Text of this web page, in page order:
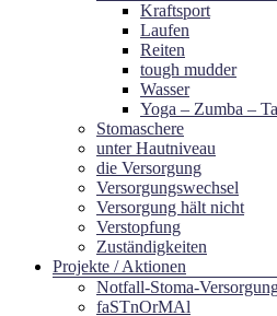
Kraftsport
Laufen
Reiten
tough mudder
Wasser
Yoga – Zumba –
Stomaschere
unter Hautniveau
die Versorgung
Versorgungswechsel
Versorgung hält nicht
Verstopfung
Zuständigkeiten
Projekte / Aktionen
Notfall-Stoma-
faSTnOrMAl